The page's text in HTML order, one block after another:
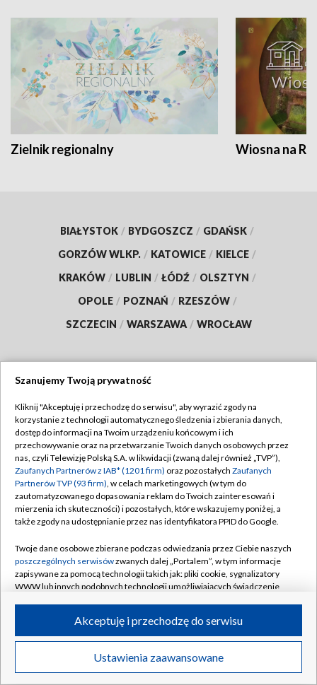
Zielnik regionalny Wiosna na
BIAŁYSTOK / BYDGOSZCZ / GDAŃSK /
GORZÓW WLKP. / KATOWICE / KIELCE /
KRAKÓW / LUBLIN / ŁÓDŹ / OLSZTYN /
OPOLE / POZNAŃ / RZESZÓW /
SZCZECIN / WARSZAWA / WROCŁAW
TVP
Abonament TVP
Emisja w TVP
Centrum informacji TVP
Naziemna Telewizja Cyfrowa
Rada Programowa
System NOS
Informacje o nadawcy
Program dla prasy
Ogłoszenie przetargowe
Regulamin TVP
Polityka prywatności
Moje zgody
Pomoc
Kontakt
Kanały
©2026 Telewizja Polska S.A. w likwidacji
Szanujemy Twoją prywatność
Kliknij "Akceptuję i przechodzę do serwisu", aby wyrazić zgody na
korzystanie z technologii automatycznego śledzenia i zbierania danych,
dostęp do informacji na Twoim urządzeniu końcowym i ich
przechowywanie oraz na przetwarzanie Twoich danych osobowych przez
nas, czyli Telewizję Polską S.A. w likwidacji (zwaną dalej również „TVP”),
Zaufanych Partnerów z IAB* (1201 firm) oraz pozostałych Zaufanych
Partnerów TVP (93 firm), w celach marketingowych (w tym do
zautomatyzowanego dopasowania reklam do Twoich zainteresowań i
mierzenia ich skuteczności) i pozostałych, które wskazujemy poniżej, a
także zgody na udostępnianie przez nas identyfikatora PPID do Google.
Twoje dane osobowe zbierane podczas odwiedzania przez Ciebie naszych
poszczególnych serwisówzwanych dalej „Portalem”, w tym informacje
zapisywane za pomocą technologii takich jak: pliki cookie, sygnalizatory
WWW lub innych podobnych technologii umożliwiających świadczenie
ruchu w Internecie.
Twoje dane osobowe zbierane podczas odwiedzania przez Ciebie
poszczególnych serwisówna Portalu, takie jak adresy IP, identyfikatory
Ustawienia zaawansowane
Akceptuję i przechodzę do serwisu